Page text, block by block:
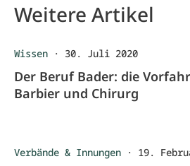
Weitere Artikel
Wissen · 30. Juli 2020
Der Beruf Bader: die
Barbier und Chirurg
Verbände & Innungen · 19.